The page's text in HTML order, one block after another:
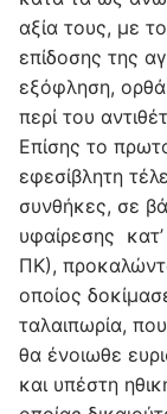
αξία τους, με
επίδοσης της
εξόφληση, ορθά
περί του
Επίσης το
εφεσίβλητη
συνθήκες, σε
υφαίρεσης
ΠΚ),
οποίος
ταλαιπωρία,
θα ένοιωθε
και υπέστη